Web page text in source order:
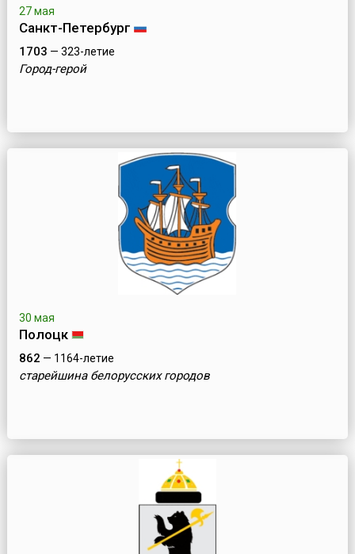
27 мая
Санкт-Петербург
1703 — 323-летие
Город-герой
30 мая
Полоцк
862 — 1164-летие
старейшина белорусских городов